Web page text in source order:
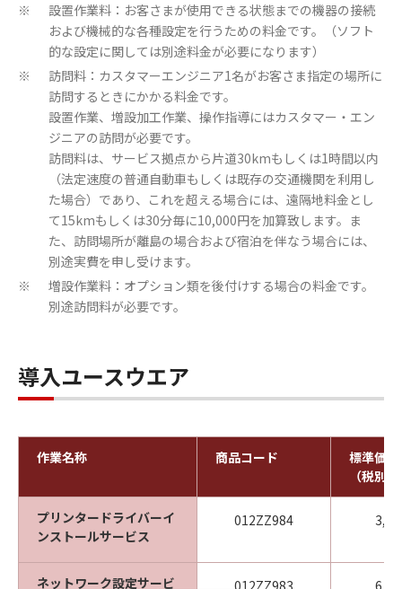
※
設置作業料：お客さまが使用できる状態までの機器の接続
および機械的な各種設定を行うための料金です。（ソフト
的な設定に関しては別途料金が必要になります）
※
訪問料：カスタマーエンジニア1名がお客さま指定の場所に
訪問するときにかかる料金です。
設置作業、増設加工作業、操作指導にはカスタマー・エン
ジニアの訪問が必要です。
訪問料は、サービス拠点から片道30kmもしくは1時間以内
（法定速度の普通自動車もしくは既存の交通機関を利用し
た場合）であり、これを超える場合には、遠隔地料金とし
て15kmもしくは30分毎に10,000円を加算致します。ま
た、訪問場所が離島の場合および宿泊を伴なう場合には、
別途実費を申し受けます。
※
増設作業料：オプション類を後付けする場合の料金です。
別途訪問料が必要です。
導入ユースウエア
作業名称 商品コード
標準価格
（税別）
プリンタードライバーイ
ンストールサービス
012ZZ984
ネットワーク設定サービ